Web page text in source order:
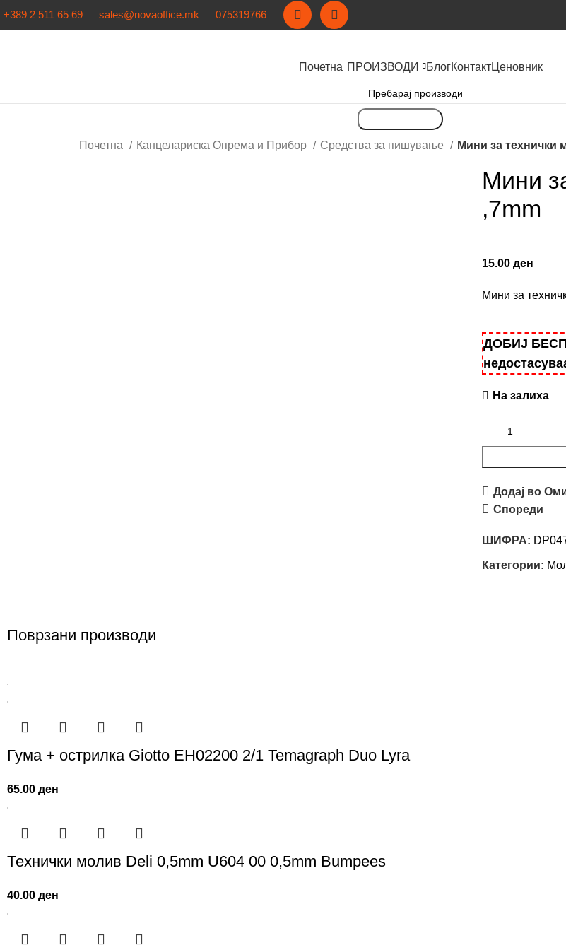
+389 2 511 65 69 sales@novaoffice.mk 075319766
Почетна ПРОИЗВОДИ БлогКонтактЦеновник
Почетна Канцелариска Опрема и Прибор Средства за пишување Мини за технички
Мини
,7mm
15.00 ден
Мини за
ДОБИЈ
На залиха
Додај во
Спореди
ШИФРА:
Категории:
Поврзани производи
Гума + острилка Giotto EH02200 2/1 Temagraph Duo Lyra
65.00ден
Технички молив Deli 0,5mm U604 00 0,5mm Bumpees
40.00ден